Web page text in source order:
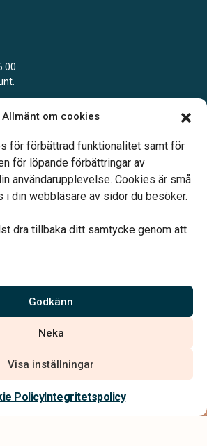
Allmänt om cookies
för förbättrad funktionalitet samt för
för löpande förbättringar av
användarupplevelse. Cookies är små
i din webbläsare av sidor du besöker.
dra tillbaka ditt samtycke genom att
Godkänn
Neka
Visa inställningar
PolicyIntegritetspolicy
Kontakta oss
hjälper dig med familjejuridiken –
av Sveriges Begravningsbyråers Förbund och
krav på utbildning, kvalitet, miljö och arbetsmiljö.